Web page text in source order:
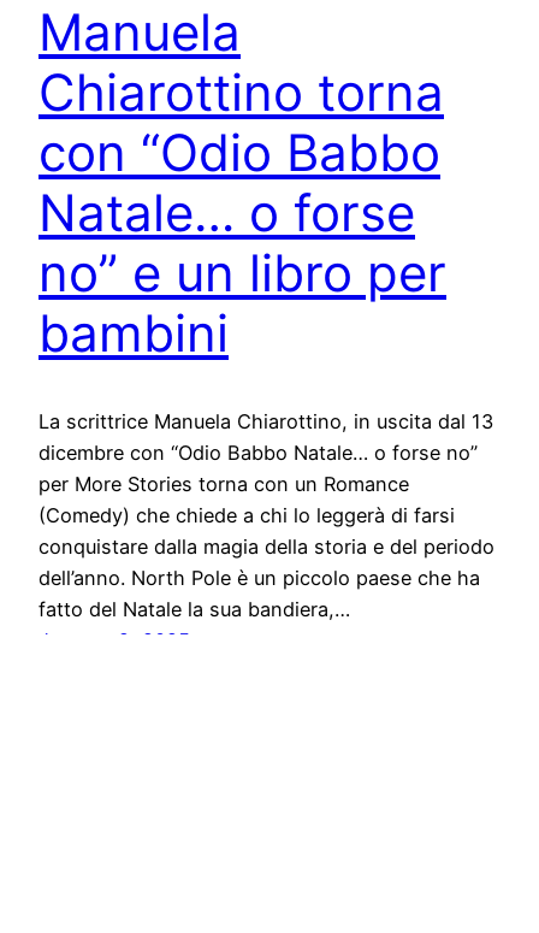
Manuela
Chiarottino torna
con “Odio Babbo
Natale… o forse
no” e un libro per
bambini
La scrittrice Manuela Chiarottino, in uscita dal 13
dicembre con “Odio Babbo Natale… o forse no”
per More Stories torna con un Romance
(Comedy) che chiede a chi lo leggerà di farsi
conquistare dalla magia della storia e del periodo
dell’anno. North Pole è un piccolo paese che ha
fatto del Natale la sua bandiera,…
January 2, 2025